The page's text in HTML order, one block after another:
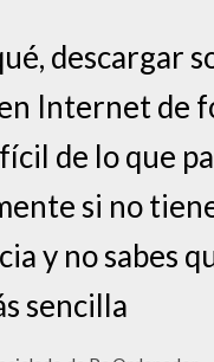
descargar
Internet de
de lo que
si no
y no sabes
sencilla